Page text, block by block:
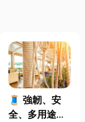
🧵 強韌、安
全、多用途！